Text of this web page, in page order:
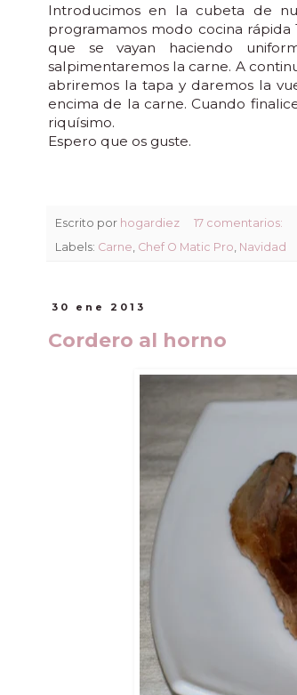
Introducimos en la cubeta de
programamos modo cocina
que se vayan haciendo
salpimentaremos la carne. A
abriremos la tapa y daremos la
encima de la carne. Cuando
riquísimo.
Espero que os guste.
Escrito por hogardiez
17 comentarios:
Labels: Carne Chef O Matic Pro Navidad
30 ene 2013
Cordero al horno